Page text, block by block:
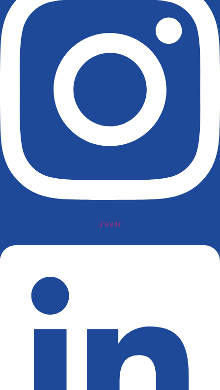
Linkedin